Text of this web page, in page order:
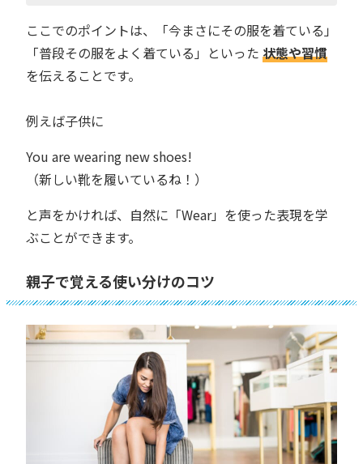
ここでのポイントは、「今まさにその服を着ている」
「普段その服をよく着ている」といった 状態や習慣
を伝えることです。
例えば子供に
You are wearing new shoes!
（新しい靴を履いているね！）
と声をかければ、自然に「Wear」を使った表現を学
ぶことができます。
親子で覚える使い分けのコツ